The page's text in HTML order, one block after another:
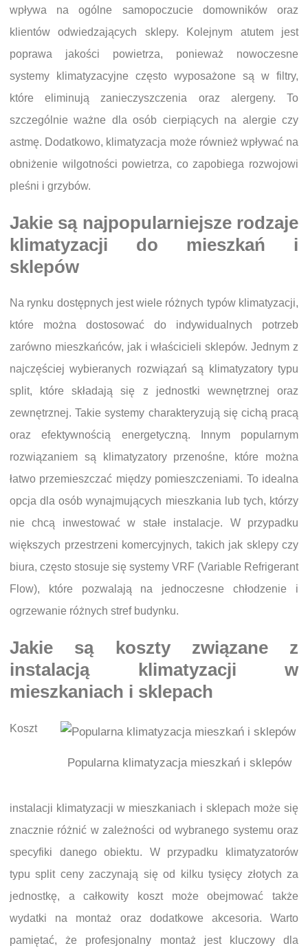
wpływa na ogólne samopoczucie domowników oraz
klientów odwiedzających sklepy. Kolejnym atutem jest
poprawa jakości powietrza, ponieważ nowoczesne
systemy klimatyzacyjne często wyposażone są w filtry,
które eliminują zanieczyszczenia oraz alergeny. To
szczególnie ważne dla osób cierpiących na alergie czy
astmę. Dodatkowo, klimatyzacja może również wpływać na
obniżenie wilgotności powietrza, co zapobiega rozwojowi
pleśni i grzybów.
Jakie są najpopularniejsze rodzaje
klimatyzacji do mieszkań i
sklepów
Na rynku dostępnych jest wiele różnych typów klimatyzacji,
które można dostosować do indywidualnych potrzeb
zarówno mieszkańców, jak i właścicieli sklepów. Jednym z
najczęściej wybieranych rozwiązań są klimatyzatory typu
split, które składają się z jednostki wewnętrznej oraz
zewnętrznej. Takie systemy charakteryzują się cichą pracą
oraz efektywnością energetyczną. Innym popularnym
rozwiązaniem są klimatyzatory przenośne, które można
łatwo przemieszczać między pomieszczeniami. To idealna
opcja dla osób wynajmujących mieszkania lub tych, którzy
nie chcą inwestować w stałe instalacje. W przypadku
większych przestrzeni komercyjnych, takich jak sklepy czy
biura, często stosuje się systemy VRF (Variable Refrigerant
Flow), które pozwalają na jednoczesne chłodzenie i
ogrzewanie różnych stref budynku.
Jakie są koszty związane z
instalacją klimatyzacji w
mieszkaniach i sklepach
Popularna klimatyzacja mieszkań i sklepów
Koszt
instalacji klimatyzacji w mieszkaniach i sklepach może się
znacznie różnić w zależności od wybranego systemu oraz
specyfiki danego obiektu. W przypadku klimatyzatorów
typu split ceny zaczynają się od kilku tysięcy złotych za
jednostkę, a całkowity koszt może obejmować także
wydatki na montaż oraz dodatkowe akcesoria. Warto
pamiętać, że profesjonalny montaż jest kluczowy dla